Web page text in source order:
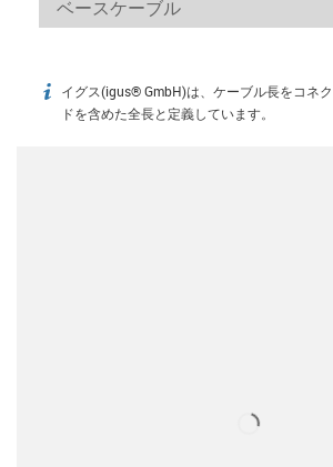
igus-icon-info
イグス(igus® GmbH)は、ケーブル長をコネ
ドを含めた全長と定義しています。